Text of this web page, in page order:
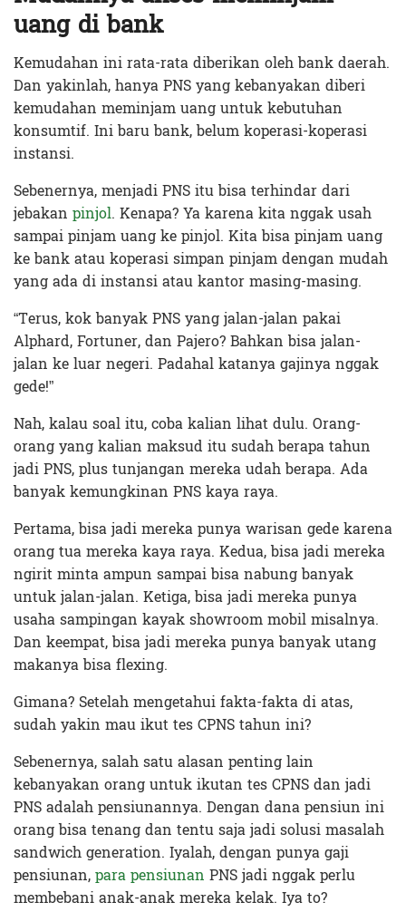
uang di bank
Kemudahan ini rata-rata diberikan oleh bank daerah.
Dan yakinlah, hanya PNS yang kebanyakan diberi
kemudahan meminjam uang untuk kebutuhan
konsumtif. Ini baru bank, belum koperasi-koperasi
instansi.
Sebenernya, menjadi PNS itu bisa terhindar dari
jebakan pinjol. Kenapa? Ya karena kita nggak usah
sampai pinjam uang ke pinjol. Kita bisa pinjam uang
ke bank atau koperasi simpan pinjam dengan mudah
yang ada di instansi atau kantor masing-masing.
“Terus, kok banyak PNS yang jalan-jalan pakai
Alphard, Fortuner, dan Pajero? Bahkan bisa jalan-
jalan ke luar negeri. Padahal katanya gajinya nggak
gede!”
Nah, kalau soal itu, coba kalian lihat dulu. Orang-
orang yang kalian maksud itu sudah berapa tahun
jadi PNS, plus tunjangan mereka udah berapa. Ada
banyak kemungkinan PNS kaya raya.
Pertama, bisa jadi mereka punya warisan gede karena
orang tua mereka kaya raya. Kedua, bisa jadi mereka
ngirit minta ampun sampai bisa nabung banyak
untuk jalan-jalan. Ketiga, bisa jadi mereka punya
usaha sampingan kayak showroom mobil misalnya.
Dan keempat, bisa jadi mereka punya banyak utang
makanya bisa flexing.
Gimana? Setelah mengetahui fakta-fakta di atas,
sudah yakin mau ikut tes CPNS tahun ini?
Sebenernya, salah satu alasan penting lain
kebanyakan orang untuk ikutan tes CPNS dan jadi
PNS adalah pensiunannya. Dengan dana pensiun ini
orang bisa tenang dan tentu saja jadi solusi masalah
sandwich generation. Iyalah, dengan punya gaji
pensiunan,para pensiunan PNS jadi nggak perlu
membebani anak-anak mereka kelak. Iya to?